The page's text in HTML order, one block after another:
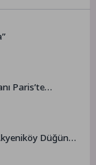
Paris’te
Düğün